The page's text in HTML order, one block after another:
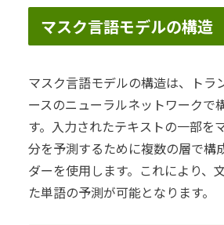
マスク言語モデルの構造
マスク言語モデルの構造は、トラ
ースのニューラルネットワークで
す。入力されたテキストの一部を
分を予測するために複数の層で構
ダーを使用します。これにより、
た単語の予測が可能となります。